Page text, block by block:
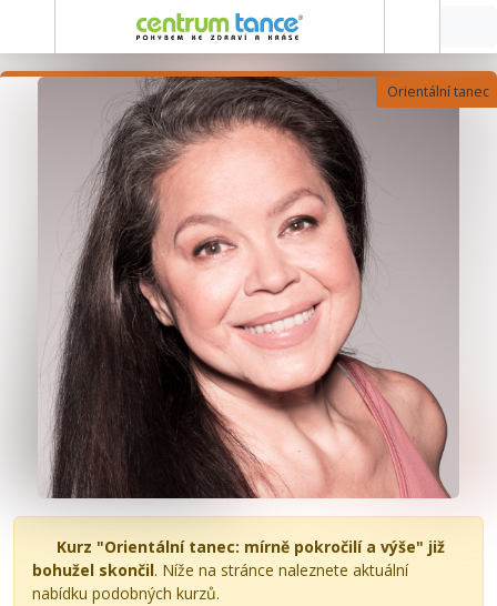
Orientální tanec
Kurz "Orientální tanec: mírně pokročilí a výše" již
bohužel skončil. Níže na stránce naleznete aktuální
nabídku podobných kurzů.